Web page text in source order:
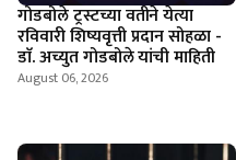
गोडबोले ट्रस्टच्या वतीने येत्या
रविवारी शिष्यवृत्ती प्रदान सोहळा -
डाॅ. अच्युत गोडबोले यांची माहिती
August 06, 2026